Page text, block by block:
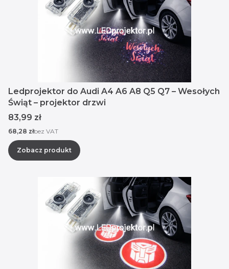
Ledprojektor do Audi A4 A6 A8 Q5 Q7 – Wesołych
Świąt – projektor drzwi
Cena
83,99 zł
Cena
68,28 złbez VAT
Zobacz produkt